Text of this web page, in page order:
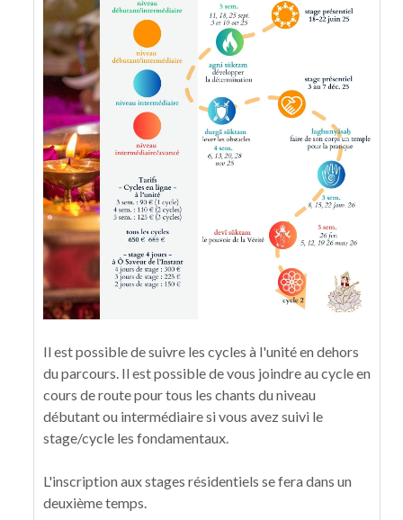
Il est possible de suivre les cycles à l'unité en dehors
du parcours. Il est possible de vous joindre au cycle en
cours de route pour tous les chants du niveau
débutant ou intermédiaire si vous avez suivi le
stage/cycle les fondamentaux.
L'inscription aux stages résidentiels se fera dans un
deuxième temps.